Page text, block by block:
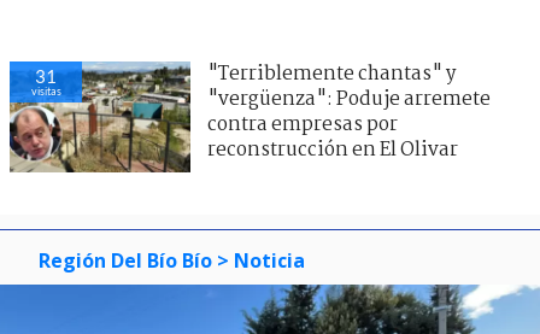
31
visitas
"Terriblemente chantas" y
"vergüenza": Poduje arremete
contra empresas por
reconstrucción en El Olivar
Región Del Bío Bío > Noticia